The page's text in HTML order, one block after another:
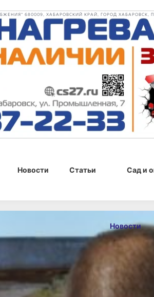
680009, ХАБАРОВСКИЙ КРАЙ, ГОРОД ХАБАРОВСК,
Новости Статьи Сад и
г., 14:04
Новости
ОПУБЛИКОВАНО
01 октября 2025 г.,